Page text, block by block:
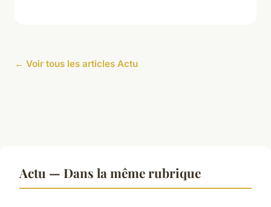
← Voir tous les articles Actu
Actu — Dans la même rubrique